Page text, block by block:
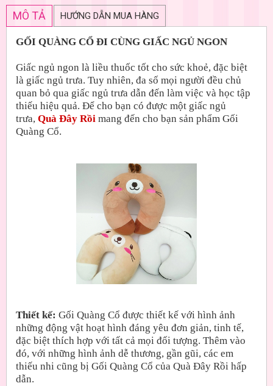
MÔ TẢ HƯỚNG DẪN MUA HÀNG
GỐI QUÀNG CỔ ĐI CÙNG GIẤC NGỦ NGON
Giấc ngủ ngon là liều thuốc tốt cho sức khoẻ, đặc biệt
là giấc ngủ trưa. Tuy nhiên, đa số mọi người đều chủ
quan bỏ qua giấc ngủ trưa dẫn đến làm việc và học tập
thiếu hiệu quả. Để cho bạn có được một giấc ngủ
trưa, Quà Đây Rồi mang đến cho bạn sản phẩm Gối
Quàng Cổ.
Thiết kế: Gối Quàng Cổ được thiết kế với hình ảnh
những động vật hoạt hình đáng yêu đơn giản, tinh tế,
đặc biệt thích hợp với tất cả mọi đối tượng. Thêm vào
đó, với những hình ảnh dễ thương, gần gũi, các em
thiếu nhi cũng bị Gối Quàng Cổ của Quà Đây Rồi hấp
dẫn.